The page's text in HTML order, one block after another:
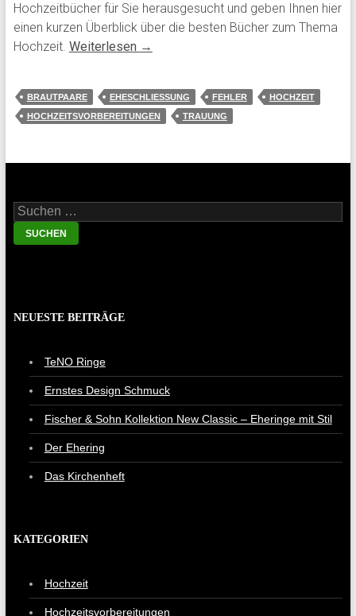
Hochzeitbücher für Sie herausgesucht und geben Ihnen hier
einen kurzen Überblick über die besten Bücher zum Thema
Hochzeit. Weiterlesen →
BRAUTPAARE EHESCHLIESSUNG FEHLER
HOCHZEIT
HOCHZEITSVORBEREITUNGEN
TRAUUNG
Suche nach:
NEUESTE BEITRÄGE
TeNO Ringe
Ernstes Design Schmuck
Fischer & Sohn Kollektion New Classic – Eheringe mit Stil
Der Ehering
Das Kirchenheft
KATEGORIEN
Hochzeit
Hochzeitsvorbereitungen